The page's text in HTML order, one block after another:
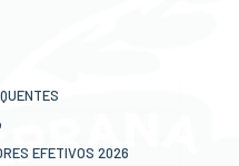
EFETIVOS 2026